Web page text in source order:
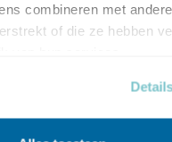
combineren met
of die ze hebben